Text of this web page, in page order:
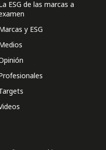
ESG de las marcas a
y ESG